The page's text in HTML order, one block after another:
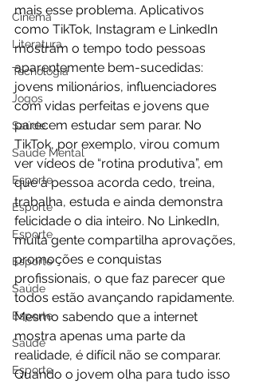
Cinema
Literatura
Tecnologia
Jogos
Saúde
Saúde Mental
Esporte
Esporte
Esporte
Esporte
Saúde
Esporte
Saúde
Esporte
mais esse problema. Aplicativos
como TikTok, Instagram e LinkedIn
mostram o tempo todo pessoas
aparentemente bem-sucedidas:
jovens milionários, influenciadores
com vidas perfeitas e jovens que
parecem estudar sem parar. No
TikTok, por exemplo, virou comum
ver vídeos de “rotina produtiva”, em
que a pessoa acorda cedo, treina,
trabalha, estuda e ainda demonstra
felicidade o dia inteiro. No LinkedIn,
muita gente compartilha aprovações,
promoções e conquistas
profissionais, o que faz parecer que
todos estão avançando rapidamente.
Mesmo sabendo que a internet
mostra apenas uma parte da
realidade, é difícil não se comparar.
Quando o jovem olha para tudo isso